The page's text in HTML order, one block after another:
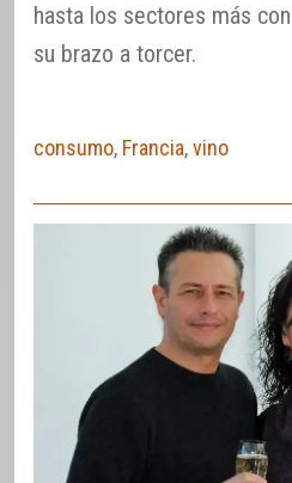
hasta los sectores más
su brazo a torcer.
consumo, Francia,vino